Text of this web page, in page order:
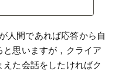
人間であれば応答から自
思いますが，クライア
た会話をしたければク